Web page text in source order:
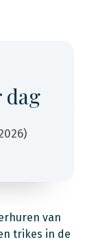
dag
van
trikes in de